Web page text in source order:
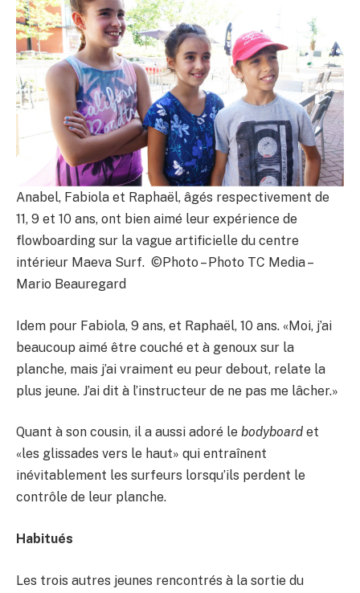
Anabel, Fabiola et Raphaël, âgés respectivement de
11, 9 et 10 ans, ont bien aimé leur expérience de
flowboarding sur la vague artificielle du centre
intérieur Maeva Surf. ©Photo – Photo TC Media –
Mario Beauregard
Idem pour Fabiola, 9 ans, et Raphaël, 10 ans. «Moi, j’ai
beaucoup aimé être couché et à genoux sur la
planche, mais j’ai vraiment eu peur debout, relate la
plus jeune. J’ai dit à l’instructeur de ne pas me lâcher.»
Quant à son cousin, il a aussi adoré le bodyboard et
«les glissades vers le haut» qui entraînent
inévitablement les surfeurs lorsqu’ils perdent le
contrôle de leur planche.
Habitués
Les trois autres jeunes rencontrés à la sortie du